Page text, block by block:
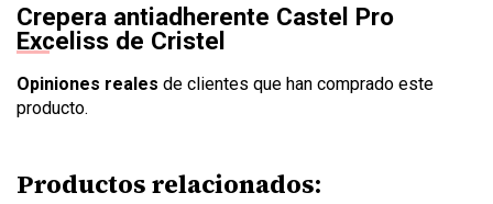
Crepera antiadherente Castel Pro
Exceliss de Cristel
Opiniones reales de clientes que han comprado este
producto.
Productos relacionados: